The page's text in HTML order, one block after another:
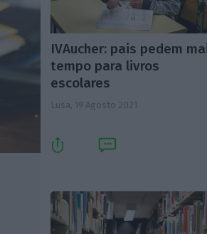
IVAucher: pais pedem
tempo para livros
escolares
Lusa, 19 Agosto 2021